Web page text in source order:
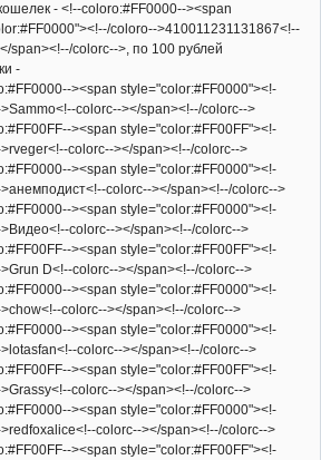
- <!--coloro:#FF0000--><span
coloro-->410011231131867<!--
span><!--/colorc-->, по 100 рублей
-
><span style="color:#FF0000"><!-
colorc--></span><!--/colorc-->
><span style="color:#FF00FF"><!-
colorc--></span><!--/colorc-->
><span style="color:#FF0000"><!-
colorc--></span><!--/colorc-->
><span style="color:#FF0000"><!-
colorc--></span><!--/colorc-->
><span style="color:#FF00FF"><!-
D<!--colorc--></span><!--/colorc-->
><span style="color:#FF0000"><!-
colorc--></span><!--/colorc-->
><span style="color:#FF0000"><!-
colorc--></span><!--/colorc-->
><span style="color:#FF00FF"><!-
colorc--></span><!--/colorc-->
><span style="color:#FF0000"><!-
colorc--></span><!--/colorc-->
><span style="color:#FF00FF"><!-